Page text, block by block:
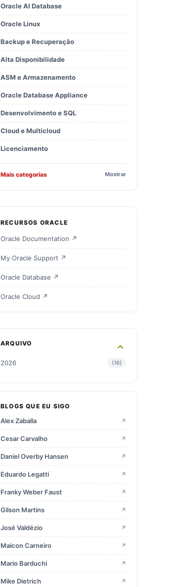
Oracle AI Database
Oracle Linux
Backup e Recuperação
Alta Disponibilidade
ASM e Armazenamento
Oracle Database Appliance
Desenvolvimento e SQL
Cloud e Multicloud
Licenciamento
Mais categorias Mostrar
RECURSOS ORACLE
Oracle Documentation ↗
My Oracle Support ↗
Oracle Database ↗
Oracle Cloud ↗
ARQUIVO
2026 16
2024
2023
2022 21
2021
2020
2019
2018
BLOGS QUE EU SIGO
Alex Zaballa ↗
Cesar Carvalho ↗
Daniel Overby Hansen ↗
Eduardo Legatti ↗
Franky Weber Faust ↗
Gilson Martins ↗
José Valdézio ↗
Maicon Carneiro ↗
Mario Barduchi ↗
Mike Dietrich ↗